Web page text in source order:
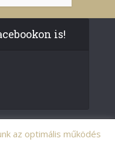
is!
jog fenntartva.
az optimális működés